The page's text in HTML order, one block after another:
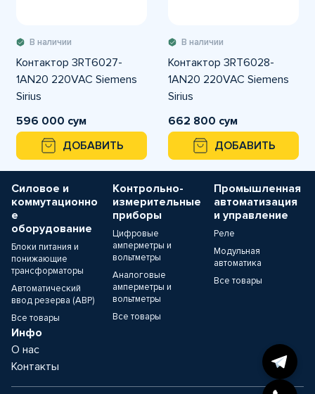
В наличии
Контактор 3RT6027-
1AN20 220VAC Siemens
Sirius
596 000 сум
ДОБАВИТЬ
В наличии
Контактор 3RT6028-
1AN20 220VAC Siemens
Sirius
662 800 сум
ДОБАВИТЬ
Силовое и
коммутационно
е
оборудование
Блоки питания и
понижающие
трансформаторы
Автоматический
ввод резерва (АВР)
Все товары
Контрольно-
измерительные
приборы
Цифровые
амперметры и
вольтметры
Аналоговые
амперметры и
вольтметры
Все товары
Промышленная
автоматизация
и управление
Реле
Модульная
автоматика
Все товары
Инфо
О нас
Контакты